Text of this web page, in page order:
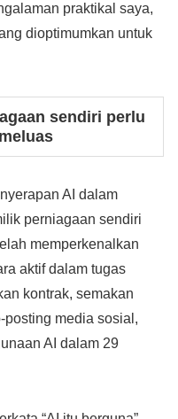
praktikal saya,
dioptimumkan untuk
sendiri perlu
AI dalam
perniagaan sendiri
memperkenalkan
aktif dalam tugas
kontrak, semakan
posting media sosial,
AI dalam 29